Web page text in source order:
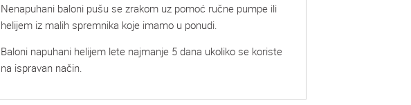
Nenapuhani baloni pušu se zrakom uz pomoć ručne pumpe ili
helijem iz malih spremnika koje imamo u ponudi.
Baloni napuhani helijem lete najmanje 5 dana ukoliko se koriste
na ispravan način.